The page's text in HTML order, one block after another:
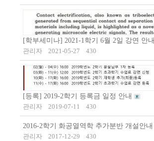
[학부세미나] 2021-1학기 6월 2일 강연 안내
관리자
2021-05-27 430
[등록] 2019-2학기 등록금 일정 안내
관리자
2019-07-11 430
2016-2학기 화공열역학 추가분반 개설안내
관리자
2017-12-29 430